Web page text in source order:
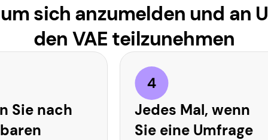
sich anzumelden und an
den VAE teilzunehmen
Sie nach
Jedes Mal, wenn
Sie eine Umfrage